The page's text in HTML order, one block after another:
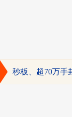
秒板、超70万手